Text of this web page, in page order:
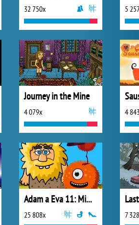
32 750x 5
Journey in the Mine
4 079x 4
Adam a Eva 11: Mimozemšťané
25 808x 7